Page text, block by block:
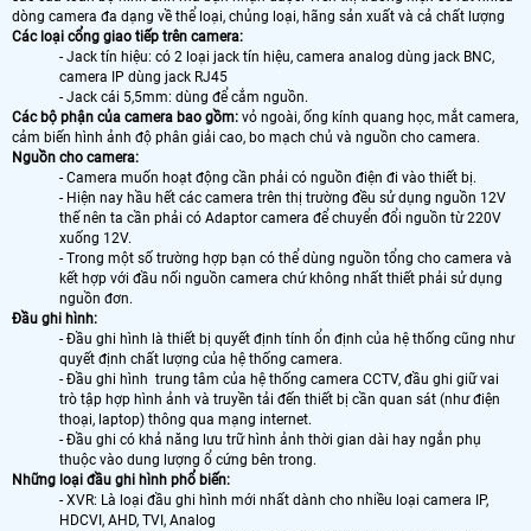
dòng camera đa dạng về thể loại, chủng loại, hãng sản xuất và cả chất lượng
Các loại cổng giao tiếp trên camera:
- Jack tín hiệu: có 2 loại jack tín hiệu, camera analog dùng jack BNC,
camera IP dùng jack RJ45
- Jack cái 5,5mm: dùng để cắm nguồn.
Các bộ phận của camera bao gồm: vỏ ngoài, ống kính quang học, mắt camera,
cảm biến hình ảnh độ phân giải cao, bo mạch chủ và nguồn cho camera.
Nguồn cho camera:
- Camera muốn hoạt động cần phải có nguồn điện đi vào thiết bị.
- Hiện nay hầu hết các camera trên thị trường đều sử dụng nguồn 12V
thế nên ta cần phải có Adaptor camera để chuyển đổi nguồn từ 220V
xuống 12V.
- Trong một số trường hợp bạn có thể dùng nguồn tổng cho camera và
kết hợp với đầu nối nguồn camera chứ không nhất thiết phải sử dụng
nguồn đơn.
Đầu ghi hình:
- Đầu ghi hình là thiết bị quyết định tính ổn định của hệ thống cũng như
quyết định chất lượng của hệ thống camera.
- Đầu ghi hình trung tâm của hệ thống camera CCTV, đầu ghi giữ vai
trò tập hợp hình ảnh và truyền tải đến thiết bị cần quan sát (như điện
thoại, laptop) thông qua mạng internet.
- Đầu ghi có khả năng lưu trữ hình ảnh thời gian dài hay ngắn phụ
thuộc vào dung lượng ổ cứng bên trong.
Những loại đầu ghi hình phổ biến:
- XVR: Là loại đầu ghi hình mới nhất dành cho nhiều loại camera IP,
HDCVI, AHD, TVI, Analog